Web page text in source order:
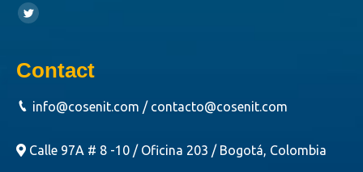
Encuéntranos en:
Twitter
Contact
info@cosenit.com / contacto@cosenit.com
Calle 97A # 8 -10 / Oficina 203 / Bogotá, Colombia